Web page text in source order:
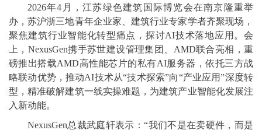
2026年4月，江苏绿色建筑国际博览会在南京隆重举
办，苏沪浙三地青年企业家、建筑行业专家学者齐聚现场，
聚焦建筑行业智能化转型痛点，探讨AI技术落地应用。会
上，NexusGen携手苏世建设管理集团、AMD联合亮相，重
磅推出搭载AMD高性能芯片的私有AI服务器，依托三方战
略联动优势，推动AI技术从“技术探索”向“产业应用”深度转
型，精准破解建筑一线实操难题，为建筑产业智能化发展注
入新动能。
NexusGen总裁武庭轩表示：“我们不是在卖硬件，而是